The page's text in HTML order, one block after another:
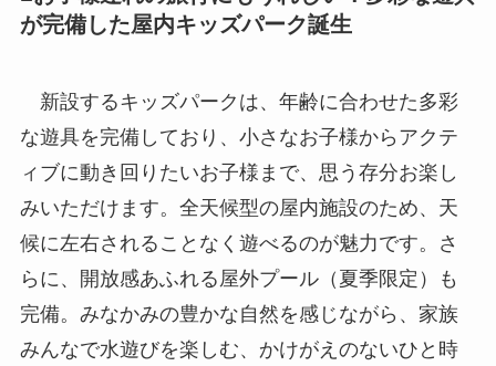
が完備した屋内キッズパーク誕生
新設するキッズパークは、年齢に合わせた多彩
な遊具を完備しており、小さなお子様からアクテ
ィブに動き回りたいお子様まで、思う存分お楽し
みいただけます。全天候型の屋内施設のため、天
候に左右されることなく遊べるのが魅力です。さ
らに、開放感あふれる屋外プール（夏季限定）も
完備。みなかみの豊かな自然を感じながら、家族
みんなで水遊びを楽しむ、かけがえのないひと時